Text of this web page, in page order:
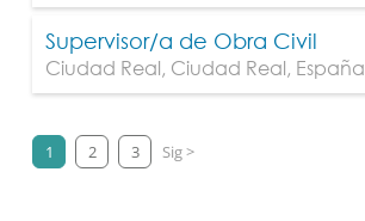
Supervisor/a de Obra Civil
Ciudad Real, Ciudad Real, España
1 2 3 Sig >